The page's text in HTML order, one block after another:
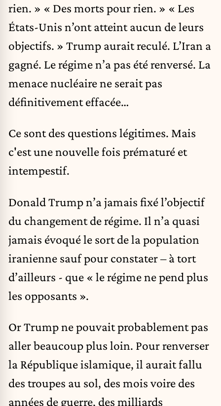
rien. » « Des morts pour rien. » « Les
États-Unis n’ont atteint aucun de leurs
objectifs. » Trump aurait reculé. L’Iran a
gagné. Le régime n’a pas été renversé. La
menace nucléaire ne serait pas
définitivement effacée…
Ce sont des questions légitimes. Mais
c'est une nouvelle fois prématuré et
intempestif.
Donald Trump n’a jamais fixé l’objectif
du changement de régime. Il n’a quasi
jamais évoqué le sort de la population
iranienne sauf pour constater – à tort
d’ailleurs - que « le régime ne pend plus
les opposants ».
Or Trump ne pouvait probablement pas
aller beaucoup plus loin. Pour renverser
la République islamique, il aurait fallu
des troupes au sol, des mois voire des
années de guerre, des milliards